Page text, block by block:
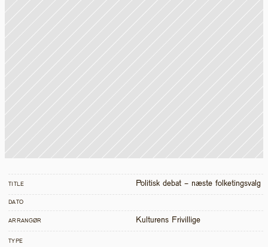
TITLE Politisk debat - næste folketingsvalg
DATO
ARRANGØR Kulturens Frivillige
TYPE